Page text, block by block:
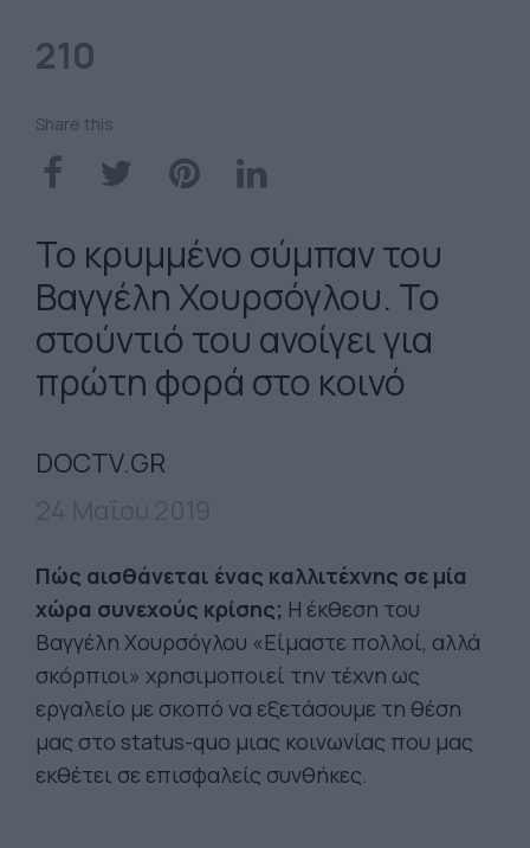
210
Share this
Το κρυμμένο σύμπαν του
Βαγγέλη Χουρσόγλου. Το
στούντιό του ανοίγει για
πρώτη φορά στο κοινό
DOCTV.GR
Πώς αισθάνεται ένας καλλιτέχνης σε μία
χώρα συνεχούς κρίσης; Η έκθεση του
Βαγγέλη Χουρσόγλου «Είμαστε πολλοί, αλλά
σκόρπιοι» χρησιμοποιεί την τέχνη ως
εργαλείο με σκοπό να εξετάσουμε τη θέση
μας στο status-quo μιας κοινωνίας που μας
εκθέτει σε επισφαλείς συνθήκες.